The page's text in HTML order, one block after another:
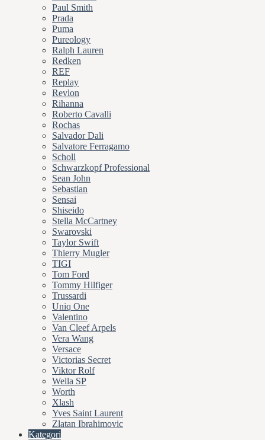
Paul Smith
Prada
Puma
Pureology
Ralph Lauren
Redken
REF
Replay
Revlon
Rihanna
Roberto Cavalli
Rochas
Salvador Dali
Salvatore Ferragamo
Scholl
Schwarzkopf Professional
Sean John
Sebastian
Sensai
Shiseido
Stella McCartney
Swarovski
Taylor Swift
Thierry Mugler
TIGI
Tom Ford
Tommy Hilfiger
Trussardi
Uniq One
Valentino
Van Cleef Arpels
Vera Wang
Versace
Victorias Secret
Viktor Rolf
Wella SP
Worth
Xlash
Yves Saint Laurent
Zlatan Ibrahimovic
Kategori